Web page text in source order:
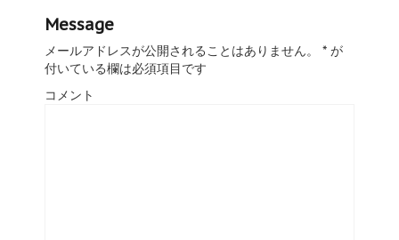
Message
メールアドレスが公開されることはありません。 * が
付いている欄は必須項目です
コメント